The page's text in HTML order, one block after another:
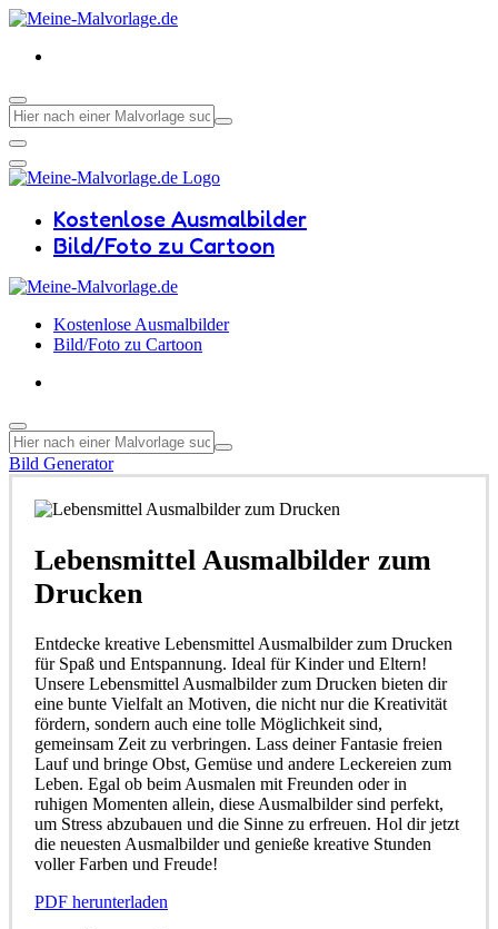
Kostenlose Ausmalbilder
Bild/Foto zu Cartoon
Kostenlose Ausmalbilder
Bild/Foto zu Cartoon
Bild Generator
Lebensmittel Ausmalbilder zum
Drucken
Entdecke kreative Lebensmittel Ausmalbilder zum Drucken
für Spaß und Entspannung. Ideal für Kinder und Eltern!
Unsere Lebensmittel Ausmalbilder zum Drucken bieten dir
eine bunte Vielfalt an Motiven, die nicht nur die Kreativität
fördern, sondern auch eine tolle Möglichkeit sind,
gemeinsam Zeit zu verbringen. Lass deiner Fantasie freien
Lauf und bringe Obst, Gemüse und andere Leckereien zum
Leben. Egal ob beim Ausmalen mit Freunden oder in
ruhigen Momenten allein, diese Ausmalbilder sind perfekt,
um Stress abzubauen und die Sinne zu erfreuen. Hol dir jetzt
die neuesten Ausmalbilder und genieße kreative Stunden
voller Farben und Freude!
PDF herunterladen